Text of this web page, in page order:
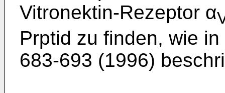
Vitronektin-Rezeptor α
Prptid zu finden, wie
683-693 (1996)